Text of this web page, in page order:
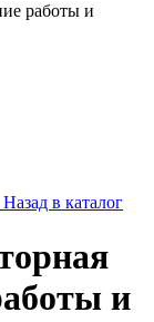
работы и
Назад в каталог
и